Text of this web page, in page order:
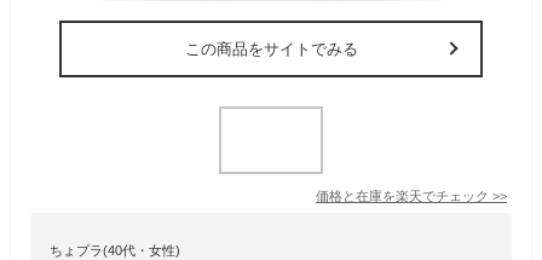
この商品をサイトでみる
価格と在庫を楽天でチェック >>
ちょプラ(40代・女性)